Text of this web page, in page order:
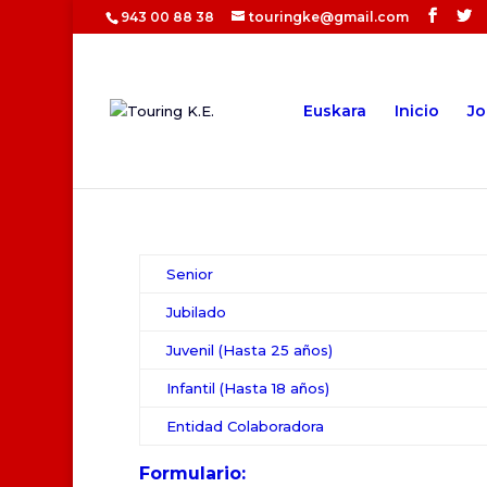
943 00 88 38 touringke@gmail.com
Euskara Inicio
Senior
Jubilado
Juvenil (Hasta 25 años)
Infantil (Hasta 18 años)
Entidad Colaboradora
Formulario: